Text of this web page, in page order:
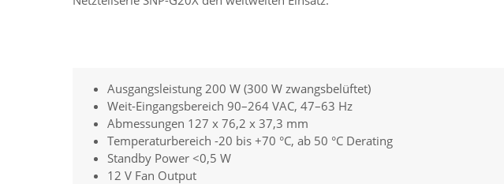
Ausgangsleistung 200 W (300 W zwangsbelüftet)
Weit-Eingangsbereich 90–264 VAC, 47–63 Hz
Abmessungen 127 x 76,2 x 37,3 mm
Temperaturbereich -20 bis +70 °C, ab 50 °C Derating
Standby Power <0,5 W
12 V Fan Output